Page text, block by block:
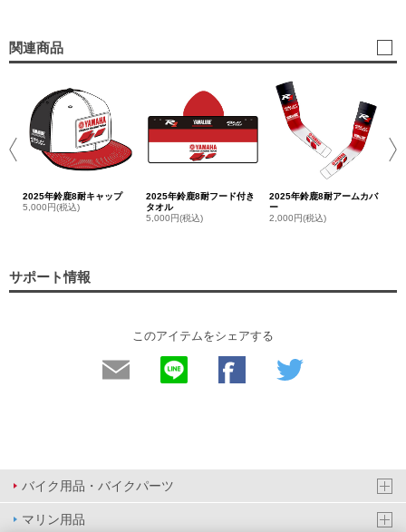
関連商品
2025年鈴鹿8耐キャップ
5,000円(税込)
2025年鈴鹿8耐フード付き
タオル
5,000円(税込)
2025年鈴鹿8耐アームカバ
ー
2,000円(税込)
サポート情報
このアイテムをシェアする
バイク用品・バイクパーツ
マリン用品